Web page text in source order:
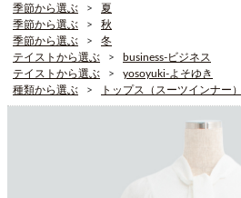
季節から選ぶ
夏
季節から選ぶ
秋
季節から選ぶ
冬
テイストから選ぶ
business-ビジネス
テイストから選ぶ
yosoyuki-よそゆき
種類から選ぶ
トップス（スーツインナー）